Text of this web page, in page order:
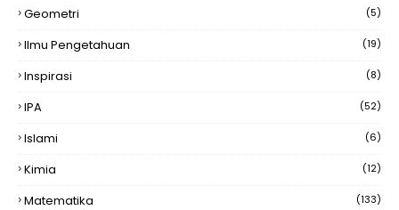
Geometri (5)
Ilmu Pengetahuan (19)
Inspirasi (8)
IPA (52)
Islami (6)
Kimia (12)
Matematika (133)